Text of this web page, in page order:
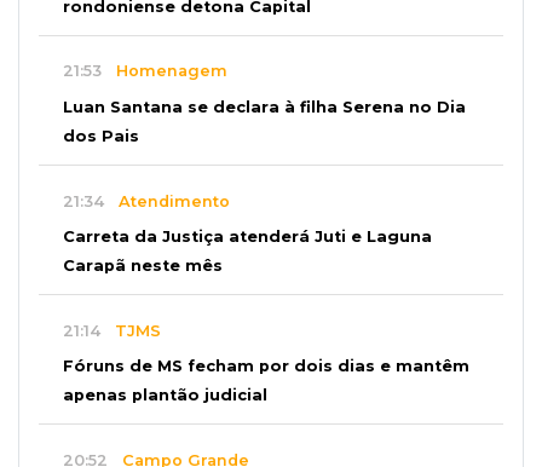
rondoniense detona Capital
21:53 Homenagem
Luan Santana se declara à filha Serena no Dia
dos Pais
21:34 Atendimento
Carreta da Justiça atenderá Juti e Laguna
Carapã neste mês
21:14 TJMS
Fóruns de MS fecham por dois dias e mantêm
apenas plantão judicial
20:52 Campo Grande